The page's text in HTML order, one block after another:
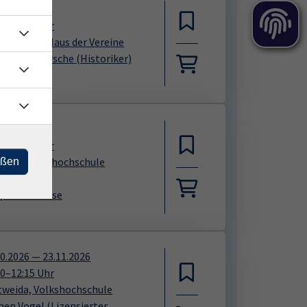
Uhr
Haus der Vereine
Kirsche (Historiker)
–18:45
Uhr
Volkshochschule
Haase
— 23.11.2026
–12:15 Uhr
Volkshochschule